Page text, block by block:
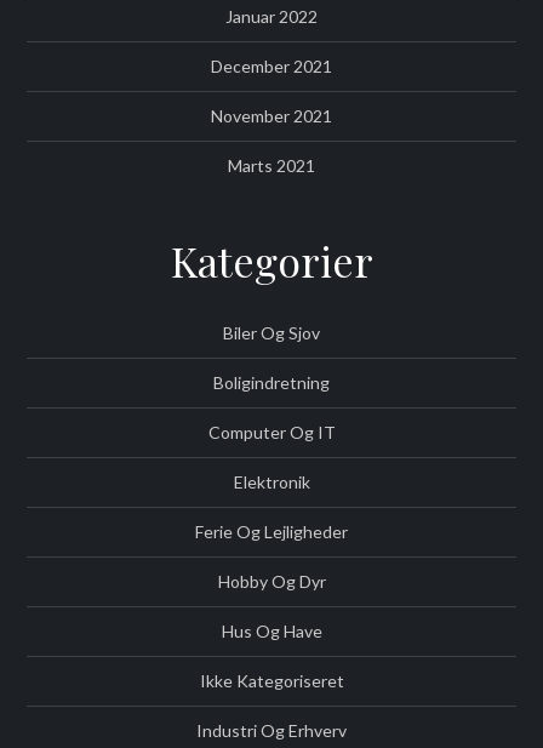
Januar 2022
December 2021
November 2021
Marts 2021
Kategorier
Biler Og Sjov
Boligindretning
Computer Og IT
Elektronik
Ferie Og Lejligheder
Hobby Og Dyr
Hus Og Have
Ikke Kategoriseret
Industri Og Erhverv